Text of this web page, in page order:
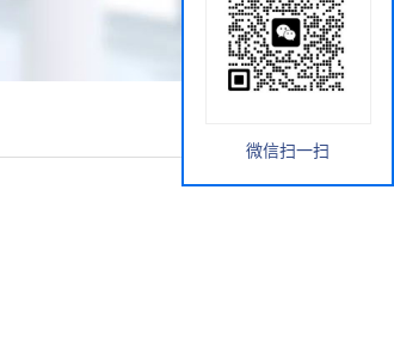
微信扫一扫